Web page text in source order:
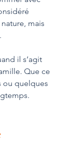
mais
il s’agit
Que ce
ou quelques